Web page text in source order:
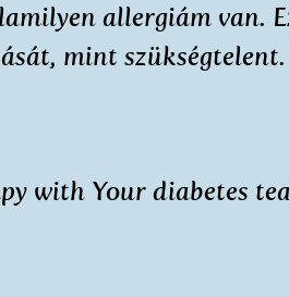
allergiám van.
mint szükségtelent.
with Your diabetes